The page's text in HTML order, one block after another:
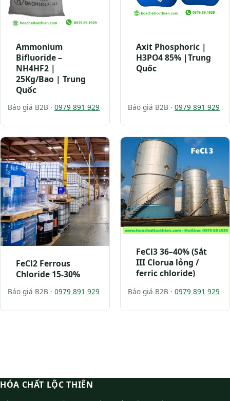
Ammonium
Bifluoride –
NH4HF2 |
25Kg/Bao | Trung
Quốc
Báo giá B2B · 0979 891 929
Axit Phosphoric |
H3PO4 85% |Trung
Quốc
Báo giá B2B · 0979 891 929
FeCl2 Ferrous
Chloride 15-30%
Báo giá B2B · 0979 891 929
FeCl3 36–40% (Sắt
III Clorua lỏng /
ferric chloride)
Báo giá B2B · 0979 891 929
HÓA CHẤT LỘC THIÊN